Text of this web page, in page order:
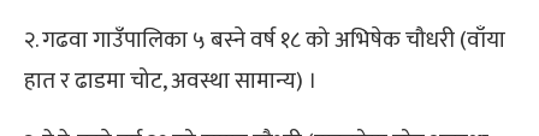
२. गढवा गाउँपालिका ५ बस्ने वर्ष १८ को अभिषेक चौधरी (वाँया
हात र ढाडमा चोट, अवस्था सामान्य) ।